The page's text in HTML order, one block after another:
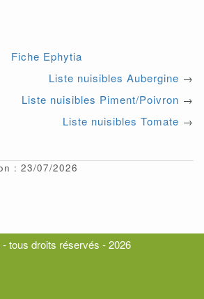
Fiche Ephytia
Liste nuisibles Aubergine →
Liste nuisibles Piment/Poivron →
Liste nuisibles Tomate →
: 23/07/2026
- tous droits réservés - 2026